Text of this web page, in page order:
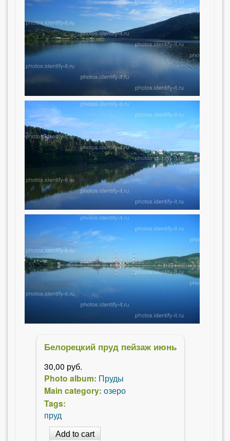
Белорецкий пруд пейзаж июнь
30,00 руб.
Photo album: Пруды
Main category: озеро
Tags:
пруд